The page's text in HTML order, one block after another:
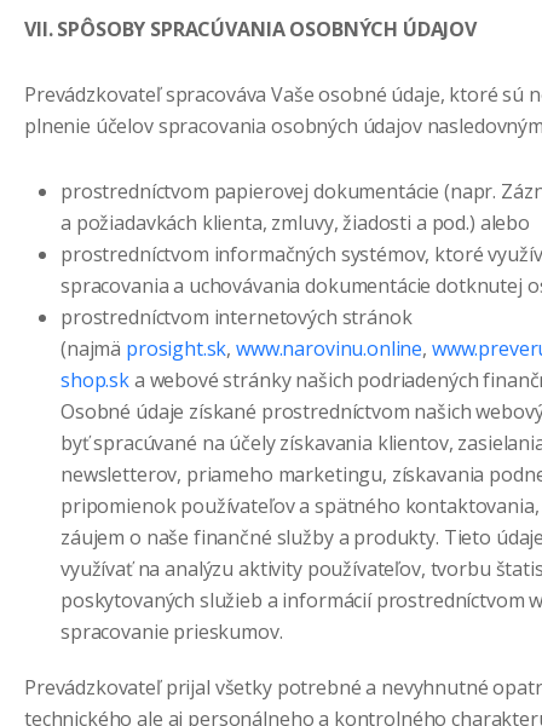
VII. SPÔSOBY SPRACÚVANIA OSOBNÝCH ÚDAJOV
Prevádzkovateľ spracováva Vaše osobné údaje, ktoré sú
plnenie účelov spracovania osobných údajov
prostredníctvom papierovej dokumentácie (napr.
a požiadavkách klienta, zmluvy, žiadosti a pod.) alebo
prostredníctvom informačných systémov, ktoré
spracovania a uchovávania dokumentácie dotknutej
prostredníctvom internetových stránok
(najmä prosight.sk,www.narovinu.online,
shop.ska webové stránky našich podriadených
Osobné údaje získané prostredníctvom našich
byť spracúvané na účely získavania klientov,
newsletterov, priameho marketingu, získavania
pripomienok používateľov a spätného
záujem o naše finančné služby a produkty. Tieto
využívať na analýzu aktivity používateľov, tvorbu
poskytovaných služieb a informácií prostredníctvom
spracovanie prieskumov.
Prevádzkovateľ prijal všetky potrebné a nevyhnutné
technického ale aj personálneho a kontrolného